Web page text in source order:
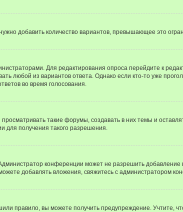
добавить количество вариантов, превышающее это
Для редактирования опроса перейдите к
любой из вариантов ответа. Однако если кто-то уже
во время голосования.
такие форумы, создавать в них темы и
получения такого разрешения.
конференции может не разрешить
добавлять вложения, свяжитесь с администратором
правило, вы можете получить предупреждение. Учтите,